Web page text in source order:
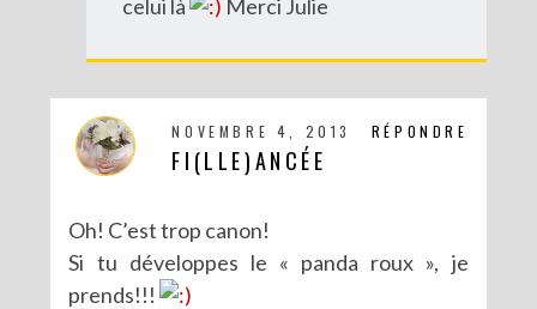
DIY : UN COUCOU SUISSE DES TEMPS MODERNES
celui là
Merci Julie
RÉPONDRE
NOVEMBRE 4, 2013
FI(LLE)ANCÉE
Oh! C’est trop canon!
Si tu développes le « panda roux », je
prends!!!